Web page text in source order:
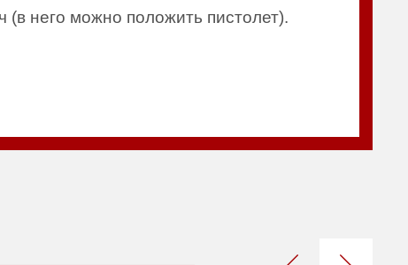
него можно положить пистолет).